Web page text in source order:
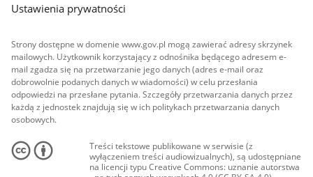
Ustawienia prywatności
Strony dostępne w domenie www.gov.pl mogą zawierać adresy skrzynek
mailowych. Użytkownik korzystający z odnośnika będącego adresem e-
mail zgadza się na przetwarzanie jego danych (adres e-mail oraz
dobrowolnie podanych danych w wiadomości) w celu przesłania
odpowiedzi na przesłane pytania. Szczegóły przetwarzania danych przez
każdą z jednostek znajdują się w ich politykach przetwarzania danych
osobowych.
Treści tekstowe publikowane w serwisie (z
wyłączeniem treści audiowizualnych), są udostępniane
na licencji typu Creative Commons: uznanie autorstwa